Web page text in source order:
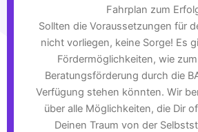
Fahrplan zum
Sollten die Voraussetzungen für
nicht vorliegen, keine Sorge! Es
Fördermöglichkeiten, wie
Beratungsförderung durch die
Verfügung stehen könnten. Wir
über alle Möglichkeiten, die Dir
Deinen Traum von der